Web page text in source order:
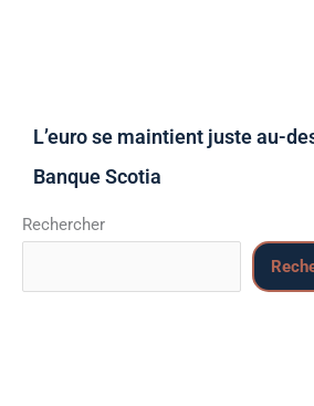
L’euro se maintient juste au-
Banque Scotia
Rechercher